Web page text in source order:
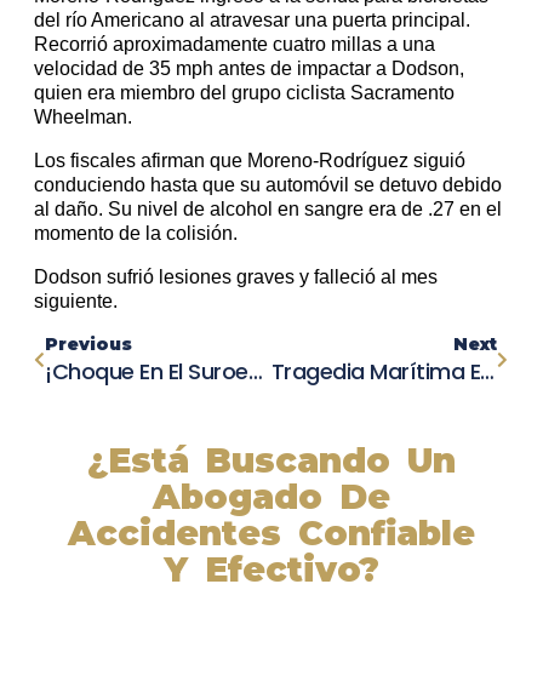
del río Americano al atravesar una puerta principal.
Recorrió aproximadamente cuatro millas a una
velocidad de 35 mph antes de impactar a Dodson,
quien era miembro del grupo ciclista Sacramento
Wheelman.
Los fiscales afirman que Moreno-Rodríguez siguió
conduciendo hasta que su automóvil se detuvo debido
al daño. Su nivel de alcohol en sangre era de .27 en el
momento de la colisión.
Dodson sufrió lesiones graves y falleció al mes
siguiente.
Previous
¡Choque En El Suroeste De Fresno! Conductora Choca Contra Un Auto Y Una Casa
Next
Tragedia Marítima En Alaska: Encuentran Cuerpo De Capitán Y Continúa La Investigación
¿Está Buscando Un
Abogado De
Accidentes Confiable
Y Efectivo?